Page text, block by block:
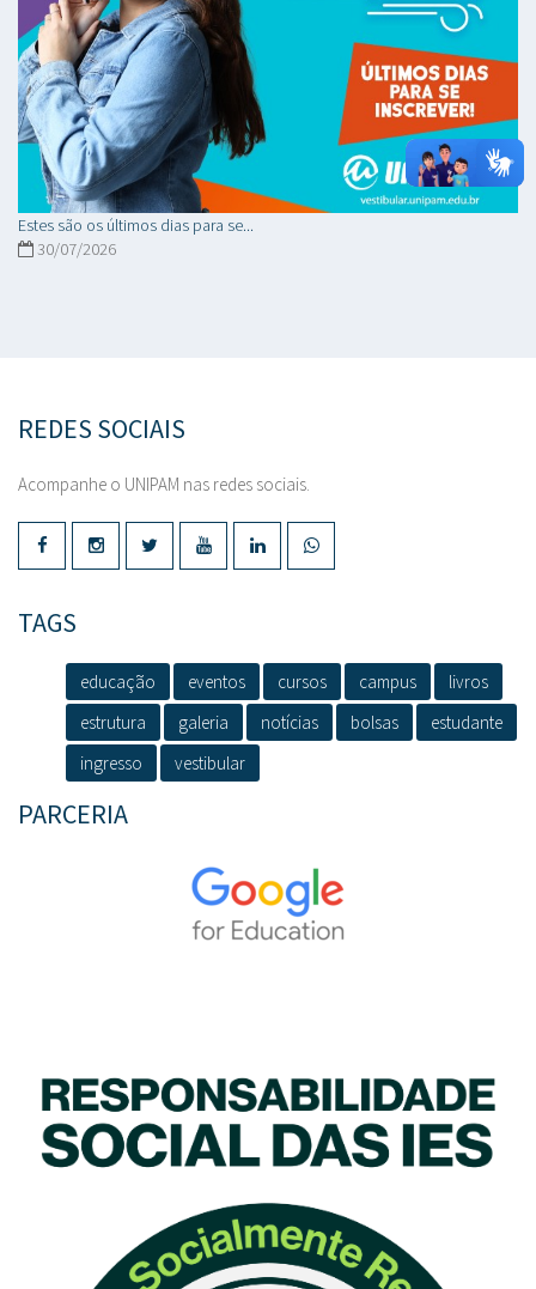
Estes são os últimos dias para se...
30/07/2026
REDES SOCIAIS
Acompanhe o UNIPAM nas redes sociais.
TAGS
educação eventos cursos campus
livros
estrutura
galeria notícias bolsas
estudante
ingresso
vestibular
PARCERIA